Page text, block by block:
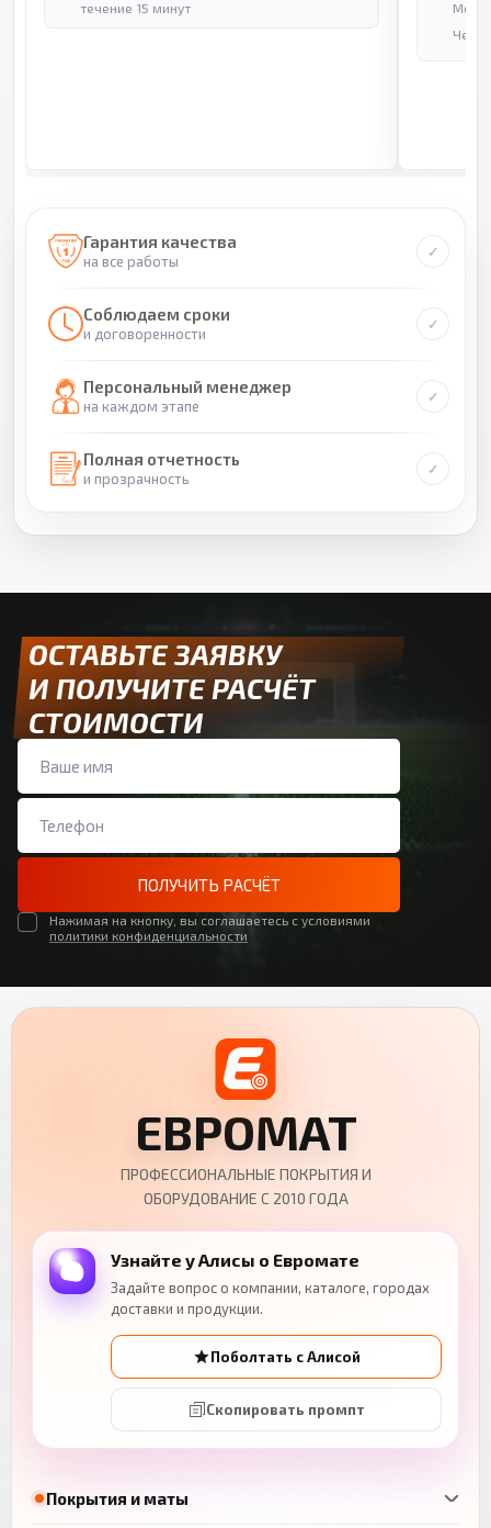
течение 15 минут
Гарантия качества
на все работы
Соблюдаем сроки
и договоренности
Персональный менеджер
на каждом этапе
Полная отчетность
и прозрачность
ОСТАВЬТЕ ЗАЯВКУ
И ПОЛУЧИТЕ РАСЧЁТ
СТОИМОСТИ
ПОЛУЧИТЬ РАСЧЁТ
Нажимая на кнопку, вы соглашаетесь с условиями
политики конфиденциальности
Покрытия и маты
ЕВРОМАТ
ПРОФЕССИОНАЛЬНЫЕ ПОКРЫТИЯ И
ОБОРУДОВАНИЕ С 2010 ГОДА
Узнайте у Алисы о Евромате
Задайте вопрос о компании, каталоге, городах
доставки и продукции.
Поболтать с Алисой
Скопировать промпт